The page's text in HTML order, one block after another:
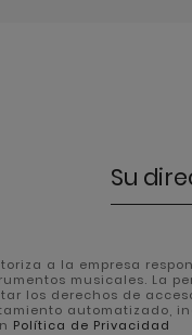
a la empresa
musicales. La
los derechos de
automatizado,
Política de Privacidad